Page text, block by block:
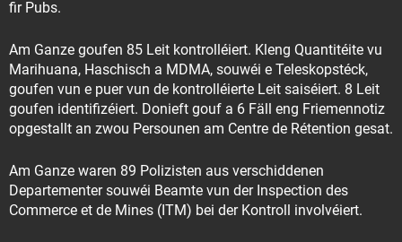
fir Pubs.
Am Ganze goufen 85 Leit kontrolléiert. Kleng Quantitéite vu
Marihuana, Haschisch a MDMA, souwéi e Teleskopstéck,
goufen vun e puer vun de kontrolléierte Leit saiséiert. 8 Leit
goufen identifizéiert. Donieft gouf a 6 Fäll eng Friemennotiz
opgestallt an zwou Persounen am Centre de Rétention gesat.
Am Ganze waren 89 Polizisten aus verschiddenen
Departementer souwéi Beamte vun der Inspection des
Commerce et de Mines (ITM) bei der Kontroll involvéiert.